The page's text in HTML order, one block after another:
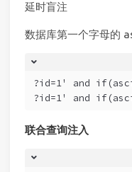
延时盲注
数据库第一个字母的
?id=1' and
?id=1' and
联合查询注入